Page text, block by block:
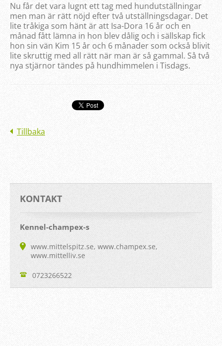
Nu får det vara lugnt ett tag med hundutställningar
men man är rätt nöjd efter två utställningsdagar. Det
lite tråkiga som hänt är att Isa-Dora 16 år och en
månad fått lämna in hon blev dålig och i sällskap fick
hon sin vän Kim 15 år och 6 månader som också blivit
lite skruttig med all rätt när man är så gammal. Så två
nya stjärnor tändes på hundhimmelen i Tisdags.
Tillbaka
KONTAKT
Kennel-champex-s
www.mittelspitz.se, www.champex.se,
www.mittelliv.se
0723266522